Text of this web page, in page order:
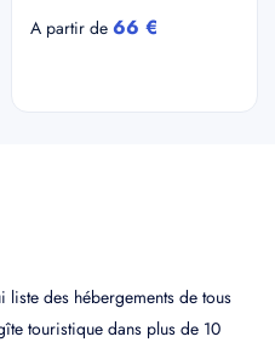
A partir de 66 €
liste des hébergements de tous
touristique dans plus de 10